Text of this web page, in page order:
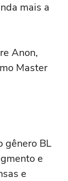
mais a
Anon,
Master
gênero BL
e
e